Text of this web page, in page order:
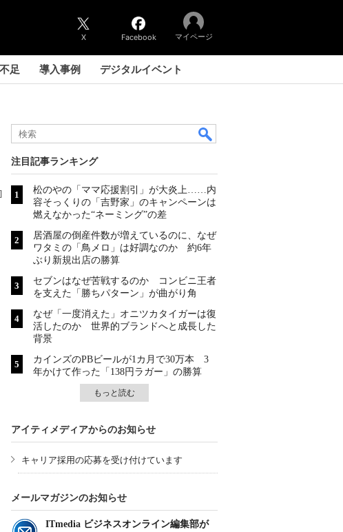
X Facebook マイページ
足 導入事例 デジタルイベント
]
注目記事ランキング
松のやの「ママ応援割引」が大炎上……内
容そっくりの「吉野家」のキャンペーンは
燃えなかった“ネーミング”の差
居酒屋の倒産件数が増えているのに、なぜ
ワタミの「鳥メロ」は好調なのか 約6年
ぶり新規出店の勝算
セブンはなぜ苦戦するのか コンビニ王者
を支えた「勝ちパターン」が曲がり角
なぜ「一度消えた」オニツカタイガーは復
活したのか 世界的ブランドへと成長した
背景
カインズのPBビールが1カ月で30万本 3
年かけて作った「138円ラガー」の勝算
もっと読む
アイティメディアからのお知らせ
キャリア採用の応募を受け付けています
メールマガジンのお知らせ
ITmedia ビジネスオンライン編集部が